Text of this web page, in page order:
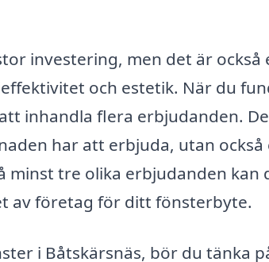
investering, men det är också
och estetik. När du
inhandla flera erbjudanden.
har att erbjuda, utan
tre olika erbjudanden kan
av företag för ditt fönsterbyte.
i Båtskärsnäs, bör du tänka